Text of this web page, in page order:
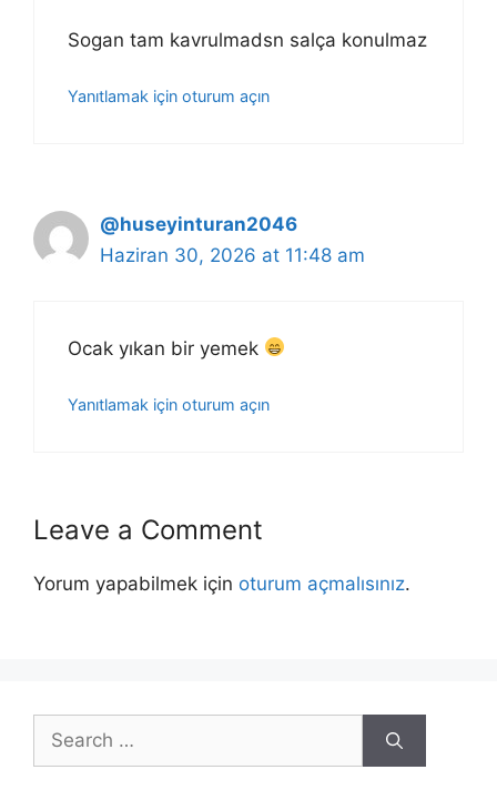
Sogan tam kavrulmadsn salça konulmaz
Yanıtlamak için oturum açın
@huseyinturan2046
Haziran 30, 2026 at 11:48 am
Ocak yıkan bir yemek
Yanıtlamak için oturum açın
Leave a Comment
Yorum yapabilmek için oturum açmalısınız.
Search
for: